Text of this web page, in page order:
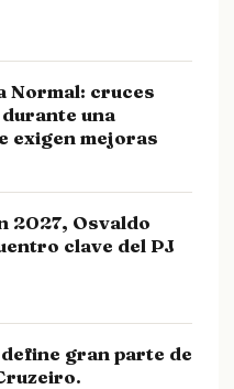
Normal: cruces
una
exigen mejoras
2027, Osvaldo
clave del PJ
gran parte de